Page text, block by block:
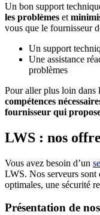
Un bon support
les problèmes et
vous que le fournisseur
Un support
Une assistance
problèmes
Pour aller plus loin dans
compétences
fournisseur qui
LWS : nos
Vous avez besoin d’un
LWS. Nos serveurs
optimales, une sécurité
Présentation de